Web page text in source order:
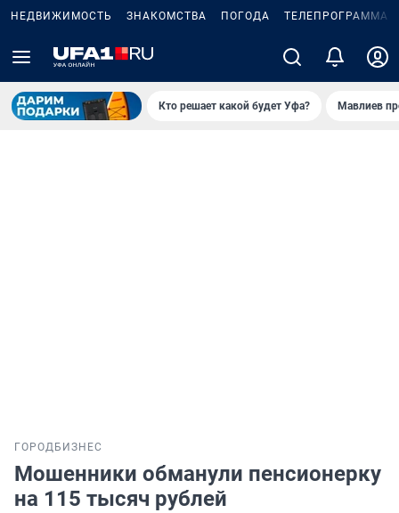
НЕДВИЖИМОСТЬ ЗНАКОМСТВА ПОГОДА ТЕЛЕПРОГРАММА
Кто решает какой будет Уфа? Мавлиев
ГОРОД БИЗНЕС
Мошенники обманули пенсионерку
на 115 тысяч рублей